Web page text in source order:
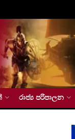
රාජ්‍ය පරිපාලන